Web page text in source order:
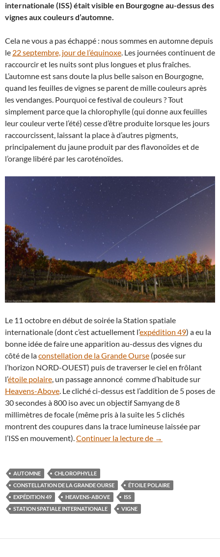
internationale (ISS) était visible en Bourgogne au-dessus des
vignes aux couleurs d’automne.
Cela ne vous a pas échappé : nous sommes en automne depuis
le 22 septembre, jour de l’équinoxe. Les journées continuent de
raccourcir et les nuits sont plus longues et plus fraîches.
L’automne est sans doute la plus belle saison en Bourgogne,
quand les feuilles de vignes se parent de mille couleurs après
les vendanges. Pourquoi ce festival de couleurs ? Tout
simplement parce que la chlorophylle (qui donne aux feuilles
leur couleur verte l’été) cesse d’être produite lorsque les jours
raccourcissent, laissant la place à d’autres pigments,
principalement du jaune produit par des flavonoïdes et de
l’orange libéré par les caroténoïdes.
Le 11 octobre en début de soirée la Station spatiale
internationale (dont c’est actuellement l’expédition 49) a eu la
bonne idée de faire une apparition au-dessus des vignes du
côté de laconstellation de la Grande Ourse (posée sur
l’horizon NORD-OUEST) puis de traverser le ciel en frôlant
l’étoile polaire , un passage annoncé comme d’habitude sur
Heavens-Above . Le cliché ci-dessus est l’addition de 5 poses de
30 secondes à 800 iso avec un objectif Samyang de 8
millimètres de focale (même pris à la suite les 5 clichés
montrent des coupures dans la trace lumineuse laissée par
l’ISS en mouvement). Continuer la lecture de Des vignes aux
→
AUTOMNE
CHLOROPHYLLE
CONSTELLATION DE LA GRANDE OURSE
ÉTOILE POLAIRE
EXPÉDITION 49
HEAVENS-ABOVE
ISS
STATION SPATIALE INTERNATIONALE
VIGNE